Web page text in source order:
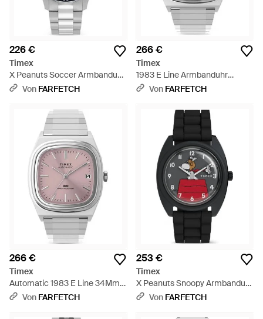
226 €
Timex
X Peanuts Soccer Armbanduhr
41Mm - Blau
Von FARFETCH
266 €
Timex
1983 E Line Armbanduhr
34Mm - Blau
Von FARFETCH
266 €
Timex
Automatic 1983 E Line 34Mm -
GrauVon FARFETCH
253 €
Timex
X Peanuts Snoopy Armbanduhr
37Mm - Rot
Von FARFETCH